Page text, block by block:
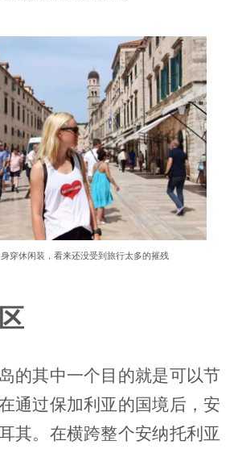
穿休闲装，看来还没受到旅行太多的摧残
的其中一个目的就是可以节
通过保加利亚的国境后，安
其。在横跨整个安纳托利亚